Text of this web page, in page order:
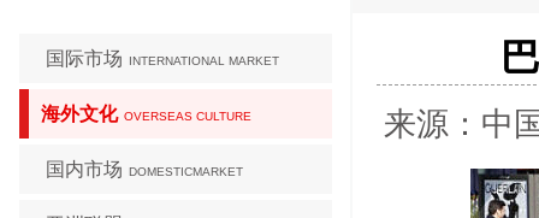
国际市场 INTERNATIONAL MARKET
海外文化 OVERSEAS CULTURE
国内市场 DOMESTICMARKET
来源：中